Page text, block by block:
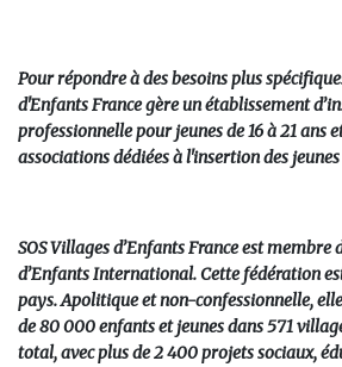
Pour répondre à des besoins plus
d'Enfants France gère un établissement
professionnelle pour jeunes de 16 à 21 ans
associations dédiées à l'insertion des
SOS Villages d’Enfants France est membre
d’Enfants International. Cette fédération
pays. Apolitique et non-confessionnelle,
de 80 000 enfants et jeunes dans 571
total, avec plus de 2 400 projets sociaux,